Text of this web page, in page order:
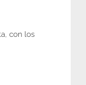
con los